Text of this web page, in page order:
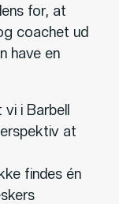
for, at
coachet ud
have en
vi i Barbell
at
findes én